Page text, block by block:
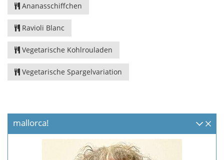
Ananasschiffchen
Ravioli Blanc
Vegetarische Kohlrouladen
Vegetarische Spargelvariation
mallorca!